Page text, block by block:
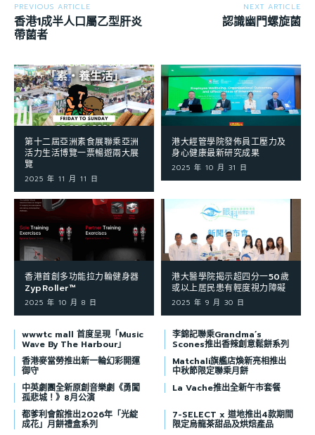
PREVIOUS ARTICLE
香港1成半人口屬乙型肝炎
帶菌者
NEXT ARTICLE
認識幽門螺旋菌
第十二屆亞洲素食展聯乘亞洲
活力生活博覽一票暢遊兩大展
覽
2025 年 11 月 11 日
港大經管學院發佈員工壓力及
身心健康最新研究成果
2025 年 10 月 31 日
香港首創多功能拉力輪健身器
ZypRoller™
2025 年 10 月 8 日
港大醫學院揭示超四分一50歲
或以上居民患有輕度視力障礙
2025 年 9 月 30 日
wwwtc mall 首度呈現「Music
Wave By The Harbour」
李錦記聯乘Grandma’s
Scones推出香辣創意鬆餅系列
香港麥當勞推出新一輪幻彩開運
御守
Matchali旗艦店煥新亮相推出
中秋節限定聯乘月餅
中英劇團全新原創音樂劇《勇闖
孤悲城！》8月公演
La Vache推出全新午市套餐
都爹利會館推出2026年「光綻
成花」月餅禮盒系列
7-SELECT x 道地推出4款期間
限定烏龍茶甜品及烘焙產品